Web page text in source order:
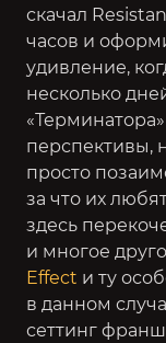
скачал
часов и
удивление,
несколько
перспективы,
просто
за что их
здесь
и многое
Effect и ту
в данном
сеттинг